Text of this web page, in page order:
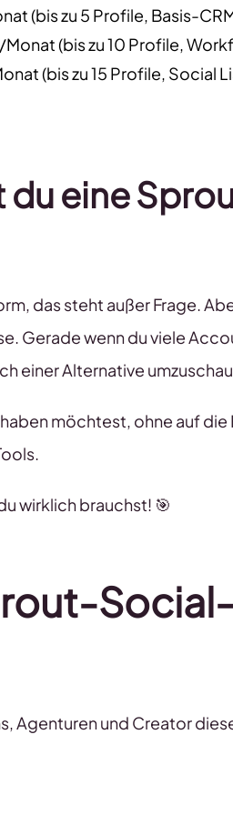
(bis zu 5 Profile, Basis-
(bis zu 10 Profile,
(bis zu 15 Profile,
du eine
das steht außer Frage.
Gerade wenn du viele
einer Alternative
möchtest, ohne auf
wirklich brauchst! 🎯
Agenturen und Creator